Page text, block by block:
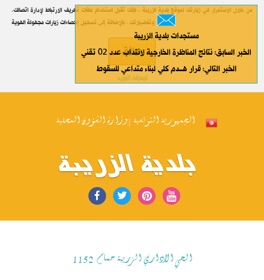
.من خلال الاستمرار في زيارتك لموقع بلدية الزريبة ، فإنك تقبل استخدام ملفات تعريف الارتباط لإدارة اتصالك
وتفضيلاتك ، بالإضافة إلى تسجيل إحصاءات زيارات مجهولة الهوية
موافق
لمعرفة المزيد
الجمهورية التونسية | وزارة الشؤون المحلية
بلدية الزريبة
الحي الاداري الزريبة حمام 1152
مستجدات بلدية الزريبة
الخبر السابق: نتائج المناظرة الخارجية لانتداب عدد 02 تقني
الخبر التالي: قرار هـــدم كلي لبناء متداعي للسقوط